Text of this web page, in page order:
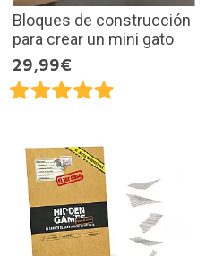
Bloques de construcción
para crear un mini gato
29,99€